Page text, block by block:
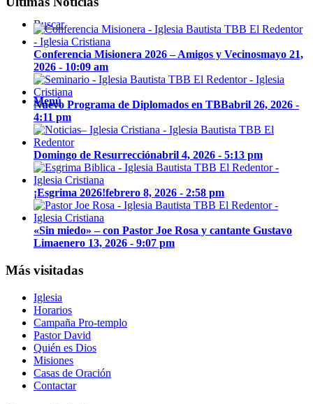
Buscar
Menú
Conferencia Misionera 2026 – Amigos y Vecinosmayo 21,
2026 - 10:09 am
Nuevo Programa de Diplomados en TBBabril 26, 2026 -
4:11 pm
Domingo de Resurrecciónabril 4, 2026 - 5:13 pm
¡Esgrima 2026!febrero 8, 2026 - 2:58 pm
«Sin miedo» – con Pastor Joe Rosa y cantante Gustavo
Limaenero 13, 2026 - 9:07 pm
Más visitadas
Iglesia
Horarios
Campaña Pro-templo
Pastor David
Quién es Dios
Misiones
Casas de Oración
Contactar